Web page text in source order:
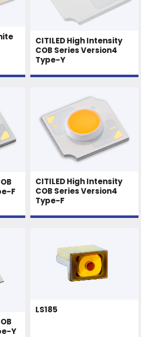
CITILED High Intensity
COB Series Version4
Type-Y
F
CITILED High Intensity
COB Series Version4
Type-F
Y
LS185